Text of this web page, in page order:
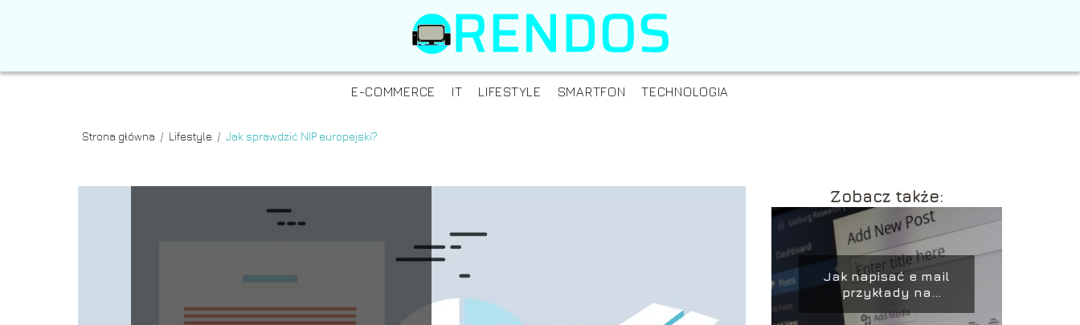
E-COMMERCE IT LIFESTYLE SMARTFON TECHNOLOGIA
Strona główna / Lifestyle / Jak sprawdzić NIP europejski?
Zobacz także:
Jak napisać e mail
przykłady na
poprawne wysłanie